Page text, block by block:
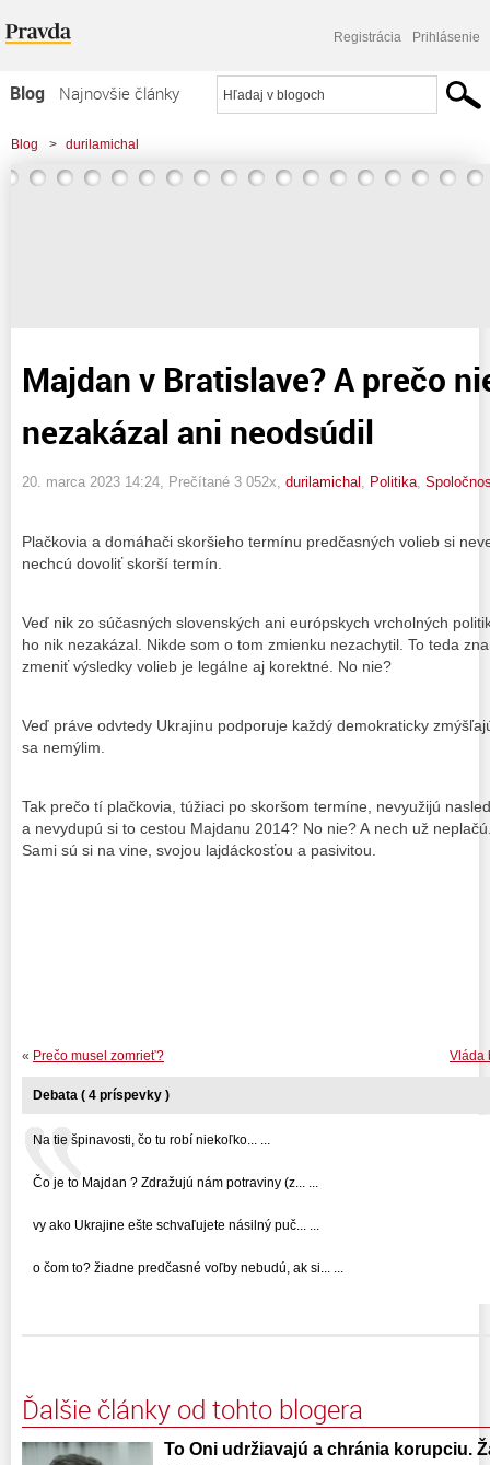
Registrácia Prihlásenie
Blog
Najnovšie články
Najčítanejšie články
Najkomentovanejšie články
Blog > durilamichal
> Majdan v Bratislave? A prečo nie, veď ho nik nezakázal ani neodsúdil
Majdan v Bratislave? A prečo
nezakázal ani neodsúdil
20. marca 2023 14:24 , Prečítané 3 052x, durilamichal Politika
Plačkovia a domáhači skoršieho termínu predčasných volieb si
nechcú dovoliť skorší termín.
Veď nik zo súčasných slovenských ani európskych vrcholných
ho nik nezakázal. Nikde som o tom zmienku nezachytil. To teda
zmeniť výsledky volieb je legálne aj korektné. No nie?
Veď práve odvtedy Ukrajinu podporuje každý demokraticky
sa nemýlim.
Tak prečo tí plačkovia, túžiaci po skoršom termíne, nevyužijú
a nevydupú si to cestou Majdanu 2014? No nie? A nech už
Sami sú si na vine, svojou lajdáckosťou a pasivitou.
Vláda
« Prečo musel zomrieť?
Debata ( 4 príspevky )
Na tie špinavosti, čo tu robí niekoľko... ...
Čo je to Majdan ? Zdražujú nám potraviny (z... ...
vy ako Ukrajine ešte schvaľujete násilný puč... ...
o čom to? žiadne predčasné voľby nebudú, ak si... ...
Ďalšie články od tohto blogera
To Oni udržiavajú a chránia korupciu.